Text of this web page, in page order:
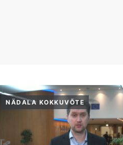
NÄDALA KOKKUVÕTE